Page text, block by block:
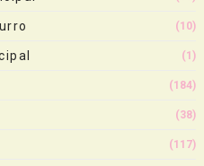
(10)
(1)
(184)
(38)
(117)